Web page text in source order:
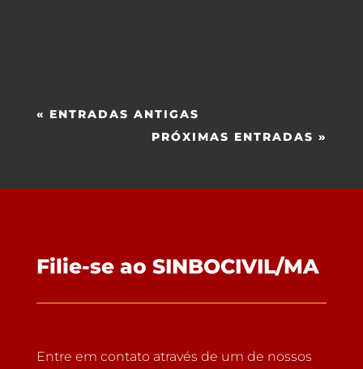
« ENTRADAS ANTIGAS
PRÓXIMAS ENTRADAS »
Filie-se ao SINBOCIVIL/MA
Entre em contato através de um de nossos